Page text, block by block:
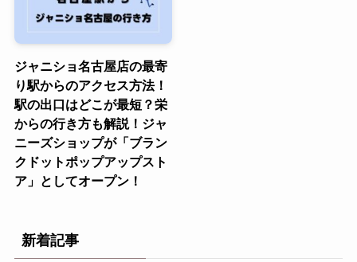
ジャニショ名古屋店の最寄
り駅からのアクセス方法！
駅の出口はどこが最短？栄
からの行き方も解説！ジャ
ニーズショップが「ブラン
クドットポップアップスト
ア」としてオープン！
新着記事